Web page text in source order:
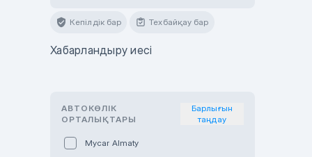
Кепілдік бар Техбайқау бар
Хабарландыру иесі
АВТОКӨЛІК
ОРТАЛЫҚТАРЫ
Барлығын
таңдау
Mycar Almaty